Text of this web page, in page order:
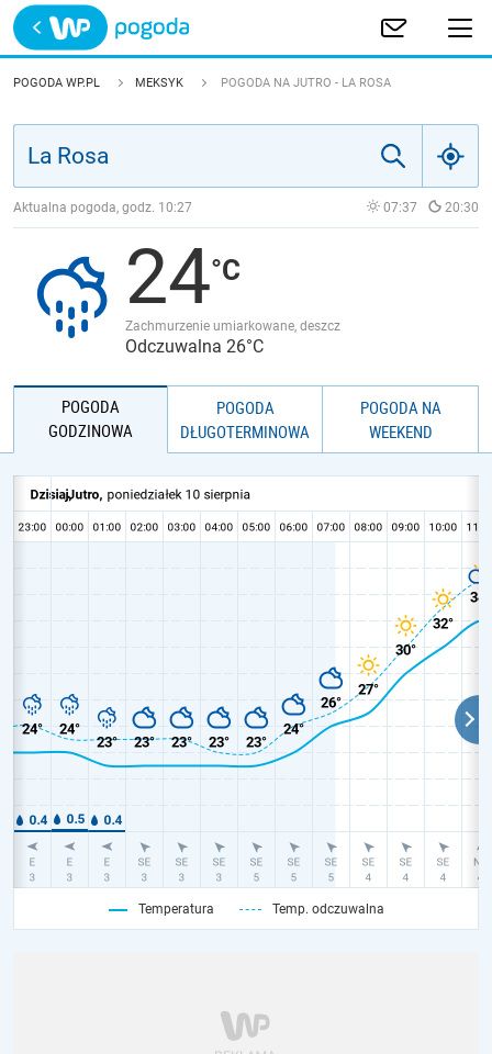
Trwa ładowanie
POLSKA
JAKOŚĆ POWIETRZA
POGODA WP.PL MEKSYK POGODA NA JUTRO - LA ROSA
Aktualna pogoda, godz. 10:27 07:37 20:30
24
Zachmurzenie umiarkowane, deszcz
Odczuwalna 26°C
POGODA
GODZINOWA
POGODA
DŁUGOTERMINOWA
POGODA NA
WEEKEND
Temperatura Temp. odczuwalna